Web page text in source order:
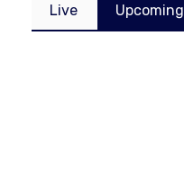
Live Upcoming